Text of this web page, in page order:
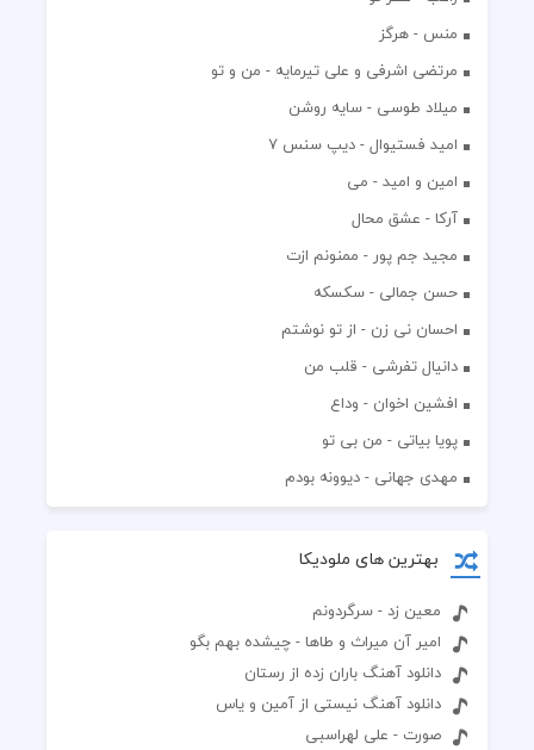
منس - هرگز
مرتضی اشرفی و علی تیرمایه - من و تو
میلاد طوسی - سایه روشن
اميد فستيوال - ديپ سنس ۷
امین و امید - می
آرکا - عشق محال
مجید جم پور - ممنونم ازت
حسن جمالی - سکسکه
احسان نی زن - از تو نوشتم
دانیال تفرشی - قلب من
افشين اخوان - وداع
پویا بیاتی - من بی تو
مهدی جهانی - دیوونه بودم
بهترین های ملودیکا
معین زد - سرگردونم
امیر آن میراث و طاها - چیشده بهم بگو
دانلود آهنگ باران زده از رستان
دانلود آهنگ نیستی از آمین و یاس
صورت - علی لهراسبی